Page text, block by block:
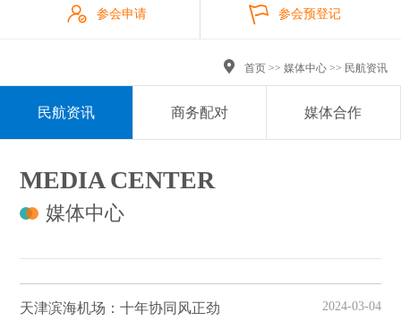
 参会申请  参会预登记
 首页 >> 媒体中心 >> 民航资讯
民航资讯 商务配对 媒体合作
MEDIA CENTER
媒体中心
天津滨海机场：十年协同风正劲
2024-03-04